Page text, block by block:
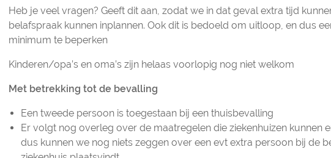
Heb je veel vragen? Geeft dit aan, zodat we in dat geval extra tijd
belafspraak kunnen inplannen. Ook dit is bedoeld om uitloop, en dus
minimum te beperken
Kinderen/opa’s en oma’s zijn helaas voorlopig nog niet welkom
Met betrekking tot de bevalling
Een tweede persoon is toegestaan bij een thuisbevalling
Er volgt nog overleg over de maatregelen die ziekenhuizen kunnen
dus kunnen we nog niets zeggen over een evt extra persoon bij de